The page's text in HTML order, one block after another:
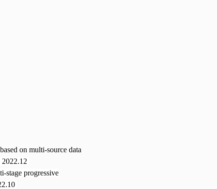
on multi-source data
stage progressive